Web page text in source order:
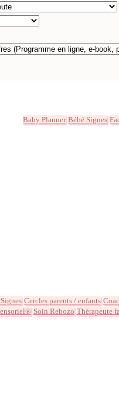
Baby Planner Bébé Signes
Cercles parents / enfants
Soin Rebozo Thérapeute